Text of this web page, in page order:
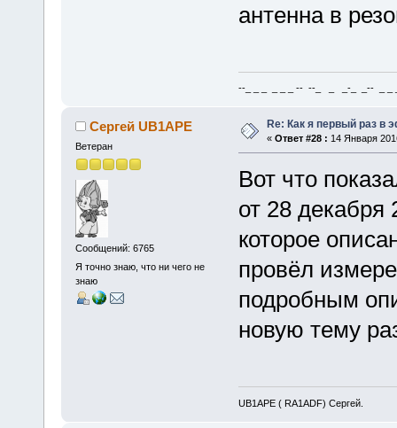
антенна в
--_ _ _ _ _ _ -- --_ _ _-_ _-- _ _
Сергей UB1APE
Ветеран
Сообщений: 6765
Я точно знаю, что ни чего не
знаю
Re: Как я первый раз
« Ответ #28 : 14 Января
Вот что
от 28
которое
провёл
подробным
новую тему
UB1APE ( RA1ADF) Сергей.